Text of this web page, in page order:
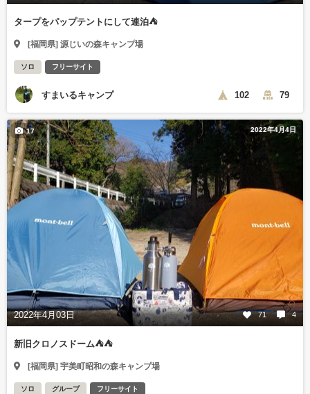
タープをパップテントにして連泊⛺
[福岡県] 源じいの森キャンプ場
ソロ フリーサイト
すまいるキャンプ 102 79
2022年4月4日
2022年4月03日 71 4
17
新旧クロノスドーム⛺⛺
[福岡県] 宇美町昭和の森キャンプ場
ソロ グループ フリーサイト